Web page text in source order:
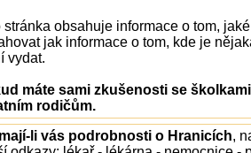
stránka obsahuje informace o tom,
jak informace o tom, kde je
vydat.
máte sami zkušenosti se
rodičům.
li vás podrobnosti o Hranicích,